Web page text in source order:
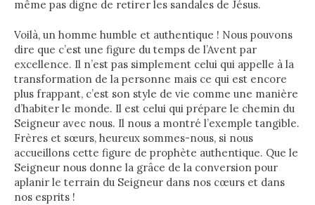
même pas digne de retirer les sandales de Jésus.
Voilà, un homme humble et authentique ! Nous pouvons
dire que c’est une figure du temps de l’Avent par
excellence. Il n’est pas simplement celui qui appelle à la
transformation de la personne mais ce qui est encore
plus frappant, c’est son style de vie comme une manière
d’habiter le monde. Il est celui qui prépare le chemin du
Seigneur avec nous. Il nous a montré l’exemple tangible.
Frères et sœurs, heureux sommes-nous, si nous
accueillons cette figure de prophète authentique. Que le
Seigneur nous donne la grâce de la conversion pour
aplanir le terrain du Seigneur dans nos cœurs et dans
nos esprits !